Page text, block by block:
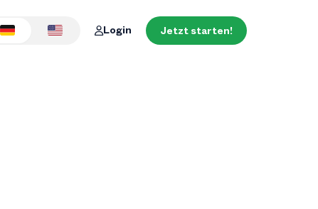
Login Jetzt starten!